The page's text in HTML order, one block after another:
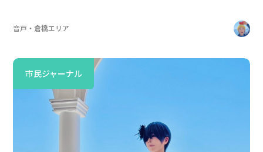
音戸・倉橋エリア
市民ジャーナル